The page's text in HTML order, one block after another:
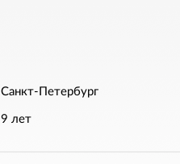
Санкт-Петербург
9 лет